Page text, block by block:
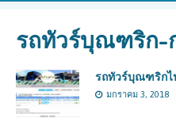
รถทัวร์บุณฑริก-
รถทัวร์บุณฑริกไ
มกราคม 3, 2018